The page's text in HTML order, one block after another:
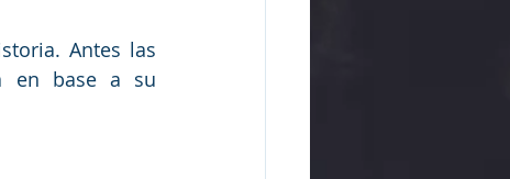
Antes las
en base a su